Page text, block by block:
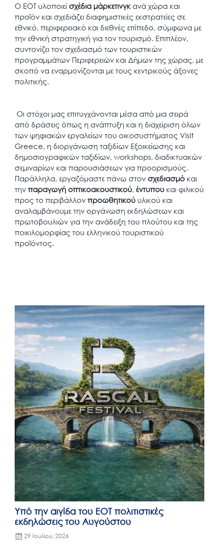
Ο ΕΟΤ υλοποιεί σχέδια μάρκετινγκανά χώρα και
προϊόν και σχεδιάζει διαφημιστικές εκστρατείες σε
εθνικό, περιφερειακό και διεθνές επίπεδο, σύμφωνα με
την εθνική στρατηγική για τον τουρισμό. Επιπλέον,
συντονίζει τον σχεδιασμό των τουριστικών
προγραμμάτων Περιφερειών και Δήμων της χώρας, με
σκοπό να εναρμονίζονται με τους κεντρικούς άξονες
πολιτικής.
Οι στόχοι μας επιτυγχάνονται μέσα από μια σειρά
από δράσεις όπως η ανάπτυξη και η διαχείριση όλων
των ψηφιακών εργαλείων του οικοσυστήματος Visit
Greece, η διοργάνωση ταξιδίων Εξοικείωσης και
δημοσιογραφικών ταξιδίων, workshops, διαδικτυακών
σεμιναρίων και παρουσιάσεων για προορισμούς.
Παράλληλα, εργαζόμαστε πάνω στον σχεδιασμό και
την παραγωγή οπτικοακουστικού, έντυπου και φιλικού
προς το περιβάλλον προωθητικού υλικού και
αναλαμβάνουμε την οργάνωση εκδηλώσεων και
πρωτοβουλιών για την ανάδειξη του πλούτου και της
ποικιλομορφίας του ελληνικού τουριστικού
προϊόντος.
Υπό την αιγίδα του ΕΟΤ πολιτιστικές
εκδηλώσεις του Αυγούστου
Posted
29 Ιουλίου, 2026